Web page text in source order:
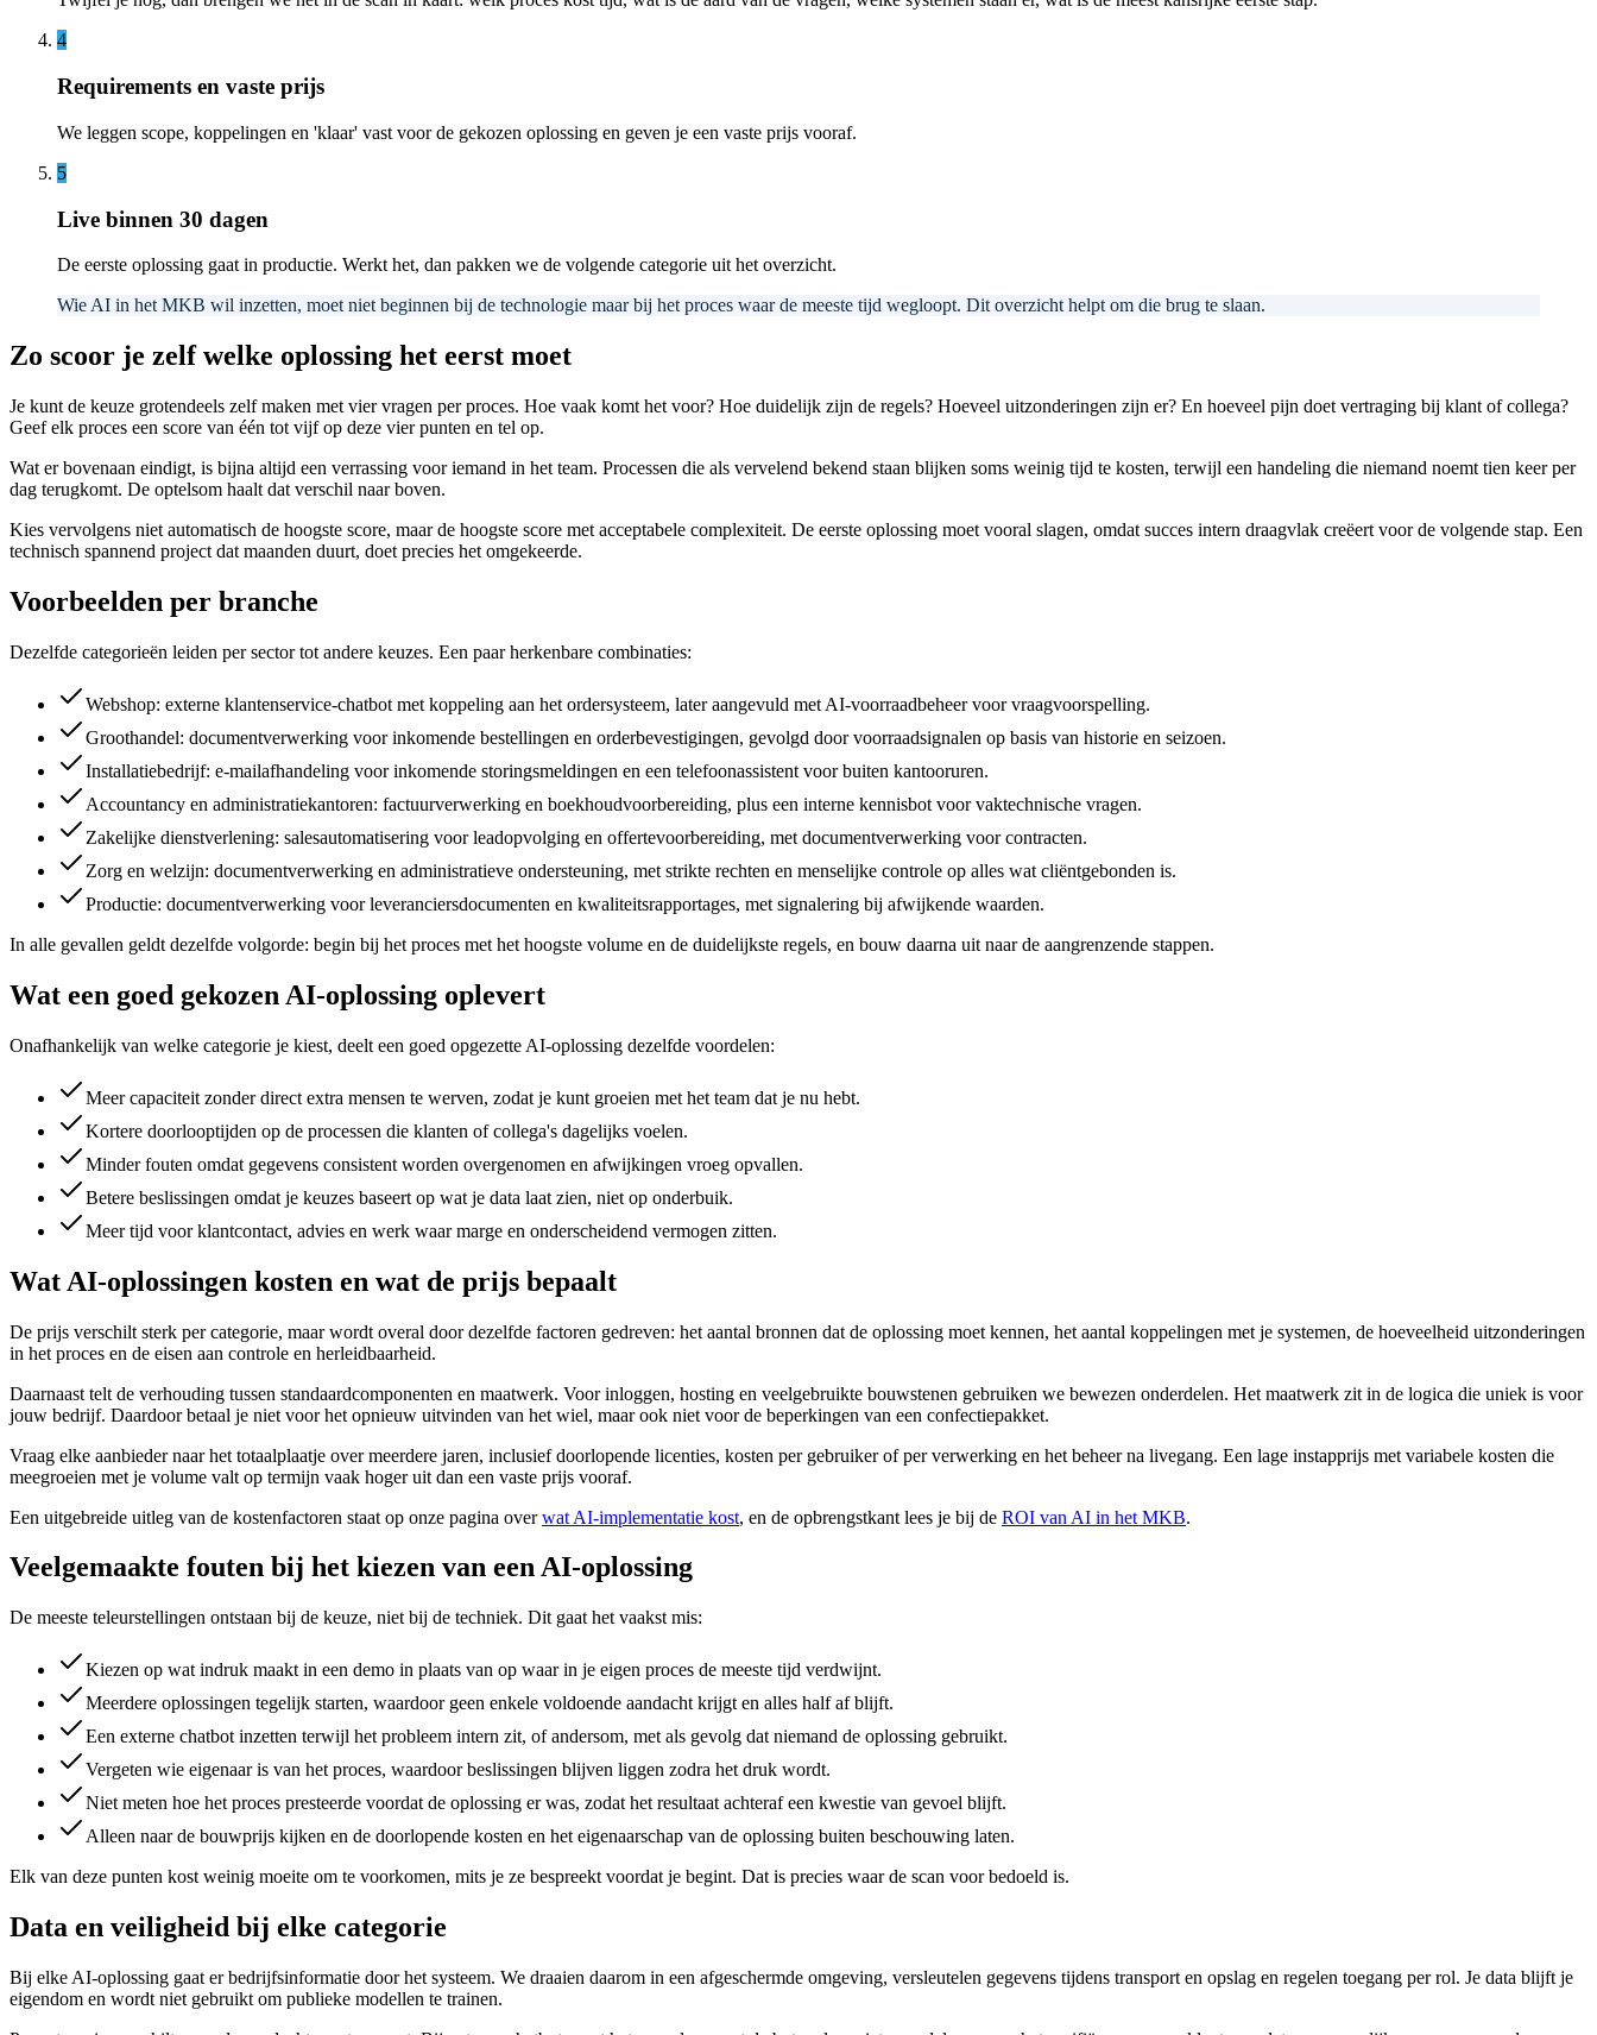
4
Requirements en vaste prijs
We leggen scope, koppelingen en 'klaar' vast voor de gekozen oplossing en geven je een vaste prijs vooraf.
5
Live binnen 30 dagen
De eerste oplossing gaat in productie. Werkt het, dan pakken we de volgende categorie uit het overzicht.
Wie AI in het MKB wil inzetten, moet niet beginnen bij de technologie maar bij het proces waar de meeste tijd wegloopt. Dit overzicht helpt om die brug te slaan.
Zo scoor je zelf welke oplossing het eerst moet
Je kunt de keuze grotendeels zelf maken met vier vragen per proces. Hoe vaak komt het voor? Hoe duidelijk zijn de regels? Hoeveel uitzonderingen zijn er? En hoeveel pijn doet vertraging bij klant of collega?
Geef elk proces een score van één tot vijf op deze vier punten en tel op.
Wat er bovenaan eindigt, is bijna altijd een verrassing voor iemand in het team. Processen die als vervelend bekend staan blijken soms weinig tijd te kosten, terwijl een handeling die niemand noemt tien keer per
dag terugkomt. De optelsom haalt dat verschil naar boven.
Kies vervolgens niet automatisch de hoogste score, maar de hoogste score met acceptabele complexiteit. De eerste oplossing moet vooral slagen, omdat succes intern draagvlak creëert voor de volgende stap. Een
technisch spannend project dat maanden duurt, doet precies het omgekeerde.
Voorbeelden per branche
Dezelfde categorieën leiden per sector tot andere keuzes. Een paar herkenbare combinaties:
Webshop: externe klantenservice-chatbot met koppeling aan het ordersysteem, later aangevuld met AI-voorraadbeheer voor vraagvoorspelling.
Groothandel: documentverwerking voor inkomende bestellingen en orderbevestigingen, gevolgd door voorraadsignalen op basis van historie en seizoen.
Installatiebedrijf: e-mailafhandeling voor inkomende storingsmeldingen en een telefoonassistent voor buiten kantooruren.
Accountancy en administratiekantoren: factuurverwerking en boekhoudvoorbereiding, plus een interne kennisbot voor vaktechnische vragen.
Zakelijke dienstverlening: salesautomatisering voor leadopvolging en offertevoorbereiding, met documentverwerking voor contracten.
Zorg en welzijn: documentverwerking en administratieve ondersteuning, met strikte rechten en menselijke controle op alles wat cliëntgebonden is.
Productie: documentverwerking voor leveranciersdocumenten en kwaliteitsrapportages, met signalering bij afwijkende waarden.
In alle gevallen geldt dezelfde volgorde: begin bij het proces met het hoogste volume en de duidelijkste regels, en bouw daarna uit naar de aangrenzende stappen.
Wat een goed gekozen AI-oplossing oplevert
Onafhankelijk van welke categorie je kiest, deelt een goed opgezette AI-oplossing dezelfde voordelen:
Meer capaciteit zonder direct extra mensen te werven, zodat je kunt groeien met het team dat je nu hebt.
Kortere doorlooptijden op de processen die klanten of collega's dagelijks voelen.
Minder fouten omdat gegevens consistent worden overgenomen en afwijkingen vroeg opvallen.
Betere beslissingen omdat je keuzes baseert op wat je data laat zien, niet op onderbuik.
Meer tijd voor klantcontact, advies en werk waar marge en onderscheidend vermogen zitten.
Wat AI-oplossingen kosten en wat de prijs bepaalt
De prijs verschilt sterk per categorie, maar wordt overal door dezelfde factoren gedreven: het aantal bronnen dat de oplossing moet kennen, het aantal koppelingen met je systemen, de hoeveelheid uitzonderingen
in het proces en de eisen aan controle en herleidbaarheid.
Daarnaast telt de verhouding tussen standaardcomponenten en maatwerk. Voor inloggen, hosting en veelgebruikte bouwstenen gebruiken we bewezen onderdelen. Het maatwerk zit in de logica die uniek is voor
jouw bedrijf. Daardoor betaal je niet voor het opnieuw uitvinden van het wiel, maar ook niet voor de beperkingen van een confectiepakket.
Vraag elke aanbieder naar het totaalplaatje over meerdere jaren, inclusief doorlopende licenties, kosten per gebruiker of per verwerking en het beheer na livegang. Een lage instapprijs met variabele kosten die
meegroeien met je volume valt op termijn vaak hoger uit dan een vaste prijs vooraf.
Een uitgebreide uitleg van de kostenfactoren staat op onze pagina overwat AI-implementatie kost, en de opbrengstkant lees je bij de ROI van AI in het MKB.
Veelgemaakte fouten bij het kiezen van een AI-oplossing
De meeste teleurstellingen ontstaan bij de keuze, niet bij de techniek. Dit gaat het vaakst mis:
Kiezen op wat indruk maakt in een demo in plaats van op waar in je eigen proces de meeste tijd verdwijnt.
Meerdere oplossingen tegelijk starten, waardoor geen enkele voldoende aandacht krijgt en alles half af blijft.
Een externe chatbot inzetten terwijl het probleem intern zit, of andersom, met als gevolg dat niemand de oplossing gebruikt.
Vergeten wie eigenaar is van het proces, waardoor beslissingen blijven liggen zodra het druk wordt.
Niet meten hoe het proces presteerde voordat de oplossing er was, zodat het resultaat achteraf een kwestie van gevoel blijft.
Alleen naar de bouwprijs kijken en de doorlopende kosten en het eigenaarschap van de oplossing buiten beschouwing laten.
Elk van deze punten kost weinig moeite om te voorkomen, mits je ze bespreekt voordat je begint. Dat is precies waar de scan voor bedoeld is.
Data en veiligheid bij elke categorie
Bij elke AI-oplossing gaat er bedrijfsinformatie door het systeem. We draaien daarom in een afgeschermde omgeving, versleutelen gegevens tijdens transport en opslag en regelen toegang per rol. Je data blijft je
eigendom en wordt niet gebruikt om publieke modellen te trainen.